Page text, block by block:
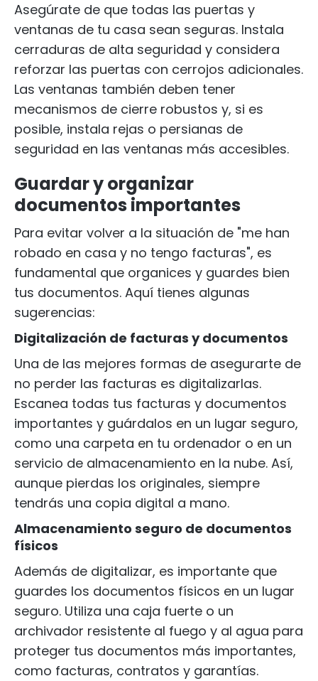
Asegúrate de que todas las puertas y
ventanas de tu casa sean seguras. Instala
cerraduras de alta seguridad y considera
reforzar las puertas con cerrojos adicionales.
Las ventanas también deben tener
mecanismos de cierre robustos y, si es
posible, instala rejas o persianas de
seguridad en las ventanas más accesibles.
Guardar y organizar
documentos importantes
Para evitar volver a la situación de "me han
robado en casa y no tengo facturas", es
fundamental que organices y guardes bien
tus documentos. Aquí tienes algunas
sugerencias:
Digitalización de facturas y documentos
Una de las mejores formas de asegurarte de
no perder las facturas es digitalizarlas.
Escanea todas tus facturas y documentos
importantes y guárdalos en un lugar seguro,
como una carpeta en tu ordenador o en un
servicio de almacenamiento en la nube. Así,
aunque pierdas los originales, siempre
tendrás una copia digital a mano.
Almacenamiento seguro de documentos
físicos
Además de digitalizar, es importante que
guardes los documentos físicos en un lugar
seguro. Utiliza una caja fuerte o un
archivador resistente al fuego y al agua para
proteger tus documentos más importantes,
como facturas, contratos y garantías.